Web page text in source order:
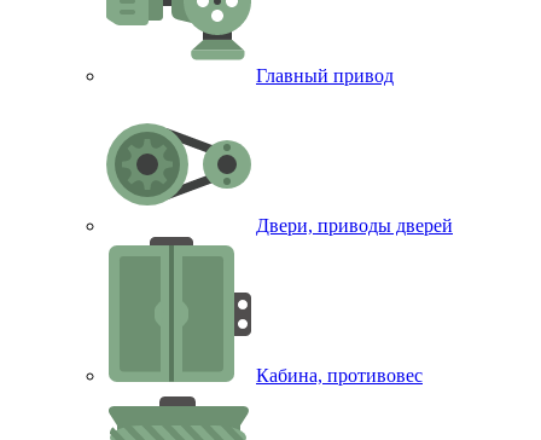
Главный привод
Двери, приводы дверей
Кабина, противовес